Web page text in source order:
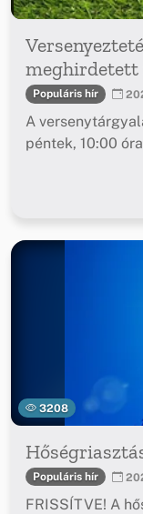
Populáris hír
A
péntek, 10:00
3208
Populáris hír
FRISSÍTVE! A